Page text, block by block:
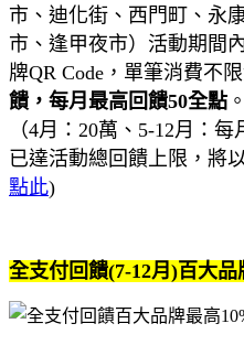
市、迪化街、西門町、永
市、逢甲夜市）活動期間
牌QR Code，單筆消費不限
饋，每月最高回饋50全點
（4月：20萬、5-12月：
已達活動總回饋上限，將
點此)
全支付回饋(7-12月)百大品